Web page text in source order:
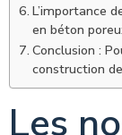
L’importance
en béton
Conclusion :
construction
Les